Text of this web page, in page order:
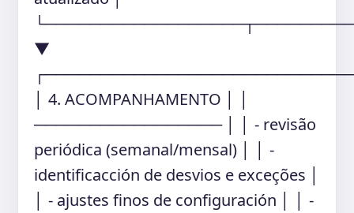
▼
│ 4. ACOMPANHAMENTO │ │
───────────────── │ │ - revisão
periódica (semanal/mensal) │ │ -
identificacción de desvios e exceções │
│ - ajustes finos de configuración │ │ -